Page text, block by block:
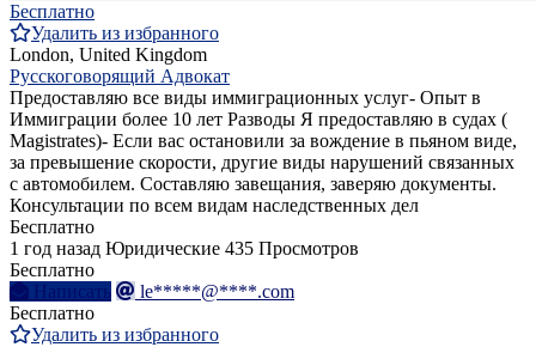
Бесплатно
Удалить из избранного
London, United Kingdom
Русскоговорящий Адвокат
Предоставляю все виды иммиграционных услуг- Опыт в
Иммиграции более 10 лет Разводы Я предоставляю в судах (
Magistrates)- Если вас остановили за вождение в пьяном виде,
за превышение скорости, другие виды нарушений связанных
с автомобилем. Составляю завещания, заверяю документы.
Консультации по всем видам наследственных дел
Бесплатно
1 год назад Юридические 435 Просмотров
Бесплатно
Написать
le*****@****.com
Бесплатно
Удалить из избранного